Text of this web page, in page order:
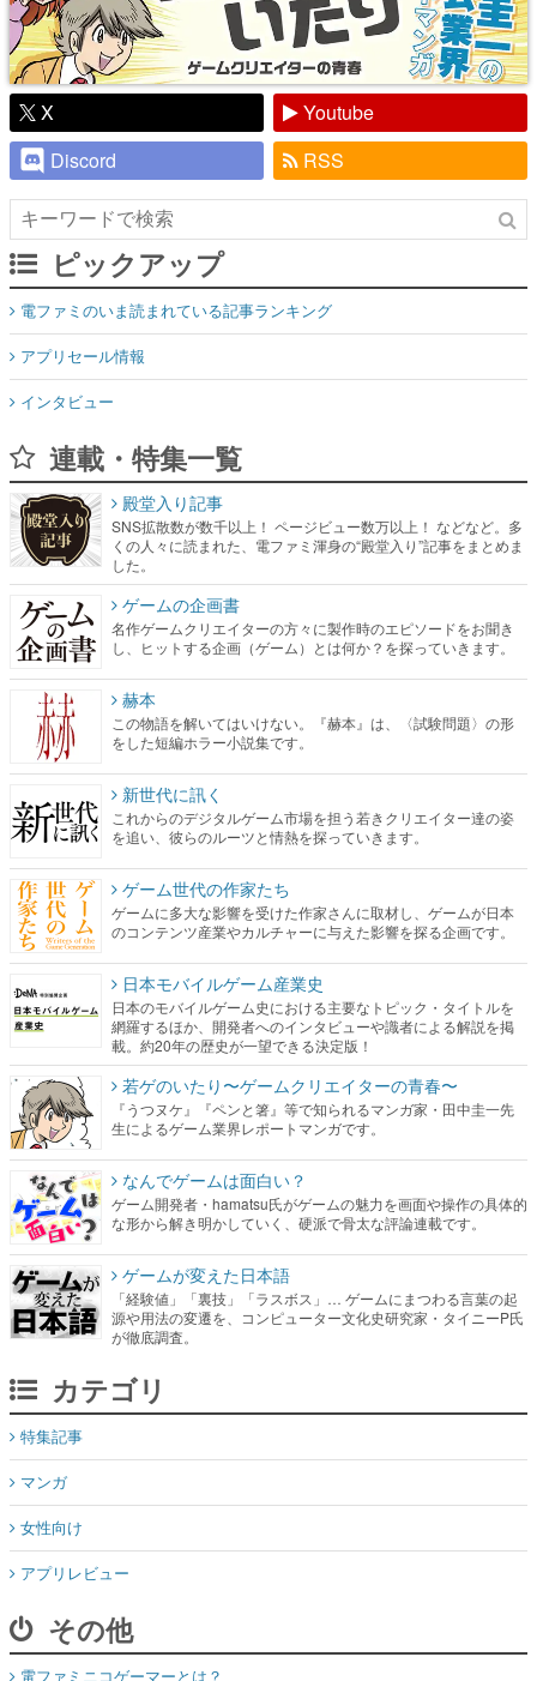
X
Youtube
Discord
RSS
ピックアップ
電ファミのいま読まれている記事ランキング
アプリセール情報
インタビュー
連載・特集一覧
殿堂入り記事
SNS拡散数が数千以上！ ページビュー数万以上！ などなど。多
くの人々に読まれた、電ファミ渾身の“殿堂入り”記事をまとめま
した。
ゲームの企画書
名作ゲームクリエイターの方々に製作時のエピソードをお聞き
し、ヒットする企画（ゲーム）とは何か？を探っていきます。
赫本
この物語を解いてはいけない。『赫本』は、〈試験問題〉の形
をした短編ホラー小説集です。
新世代に訊く
これからのデジタルゲーム市場を担う若きクリエイター達の姿
を追い、彼らのルーツと情熱を探っていきます。
ゲーム世代の作家たち
ゲームに多大な影響を受けた作家さんに取材し、ゲームが日本
のコンテンツ産業やカルチャーに与えた影響を探る企画です。
日本モバイルゲーム産業史
日本のモバイルゲーム史における主要なトピック・タイトルを
網羅するほか、開発者へのインタビューや識者による解説を掲
載。約20年の歴史が一望できる決定版！
若ゲのいたり〜ゲームクリエイターの青春〜
『うつヌケ』『ペンと箸』等で知られるマンガ家・田中圭一先
生によるゲーム業界レポートマンガです。
なんでゲームは面白い？
ゲーム開発者・hamatsu氏がゲームの魅力を画面や操作の具体的
な形から解き明かしていく、硬派で骨太な評論連載です。
ゲームが変えた日本語
「経験値」「裏技」「ラスボス」… ゲームにまつわる言葉の起
源や用法の変遷を、コンピューター文化史研究家・タイニーP氏
が徹底調査。
カテゴリ
特集記事
マンガ
女性向け
アプリレビュー
その他
電ファミニコゲーマーとは？